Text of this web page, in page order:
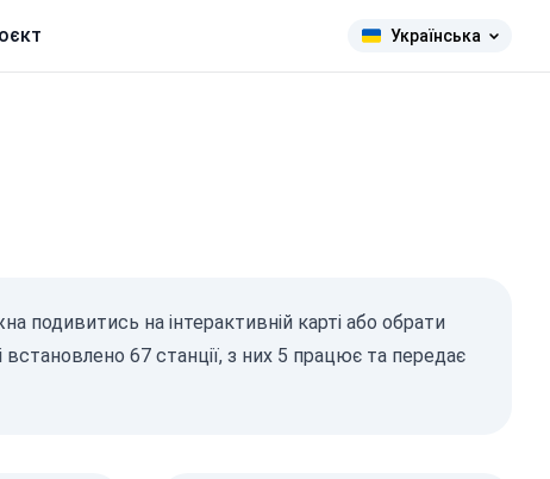
Українська
подивитись на інтерактивній карті або обрати
67 станції, з них 5 працює та передає